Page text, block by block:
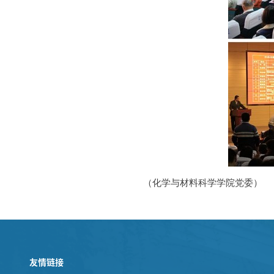
（化学与材料科学学院党委）
友情链接